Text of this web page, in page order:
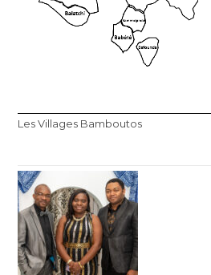
Les Villages Bamboutos